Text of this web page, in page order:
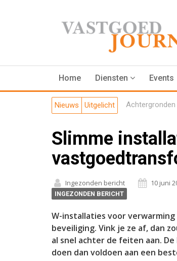
Home Diensten Events
Nieuws Uitgelicht Achtergronden
Slimme
Ingezonden bericht 10 juni
INGEZONDEN BERICHT
W-installaties voor
beveiliging. Vink je ze af, dan
al snel achter de feiten aan.
doen dan voldoen aan een